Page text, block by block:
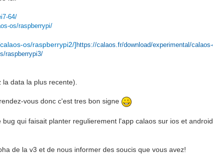
64/
os/raspberrypi/
os/raspberrypi2/]https://calaos.fr/download/experimental/
raspberrypi3/
data la plus recente).
vous donc c'est tres bon signe
qui faisait planter regulierement l'app calaos sur ios et
de la v3 et de nous informer des soucis que vous avez!